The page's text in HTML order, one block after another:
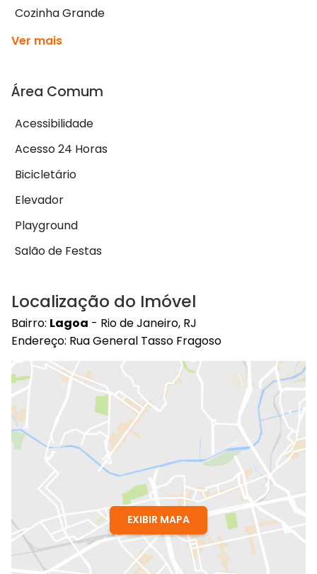
Cozinha Grande
Ver mais
Área Comum
Acessibilidade
Acesso 24 Horas
Bicicletário
Elevador
Playground
Salão de Festas
Localização do Imóvel
Bairro: Lagoa - Rio de Janeiro, RJ
Endereço: Rua General Tasso Fragoso
EXIBIR MAPA